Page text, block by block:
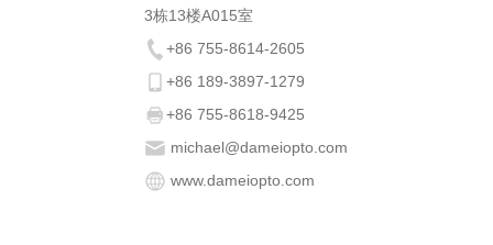
3栋13楼A015室
+86 755-8614-2605
+86 189-3897-1279
+86 755-8618-9425
michael@dameiopto.com
www.dameiopto.com